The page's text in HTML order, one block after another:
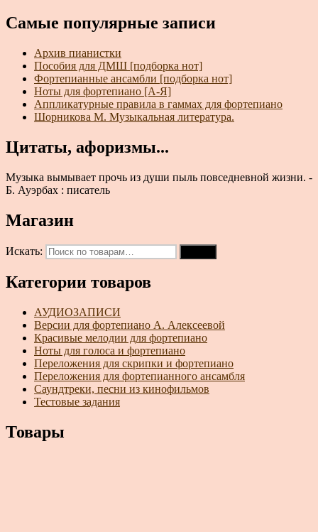
Самые популярные записи
Архив пианистки
Пособия для ДМШ [подборка нот]
Фортепианные ансамбли [подборка нот]
Ноты для фортепиано [А-Я]
Аппликатурные правила в гаммах для фортепиано
Шорникова М. Музыкальная литература.
Цитаты, афоризмы...
Музыка вымывает прочь из души пыль повседневной жизни. -
Б. Ауэрбах : писатель
Магазин
Искать:
Категории товаров
АУДИОЗАПИСИ
Версии для фортепиано А. Алексеевой
Красивые мелодии для фортепиано
Ноты для голоса и фортепиано
Переложения для скрипки и фортепиано
Переложения для фортепианного ансамбля
Саундтреки, песни из кинофильмов
Тестовые задания
Товары